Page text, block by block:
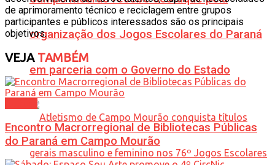
organização dos Jogos Escolares do Paraná
em parceria com o Governo do Estado
de aprimoramento técnico e reciclagem entre grupos
participantes e públicos interessados são os principais
objetivos.
VEJATAMBÉM
Encontro Macrorregional de Bibliotecas Públicas
do Paraná em Campo Mourão